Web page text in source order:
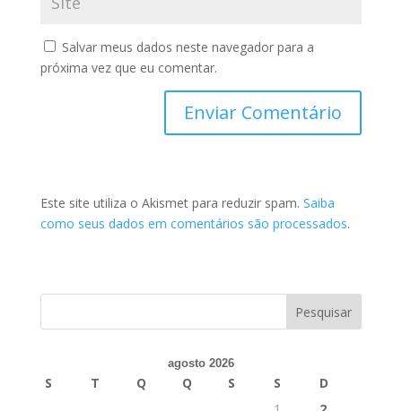
Salvar meus dados neste navegador para a
próxima vez que eu comentar.
Este site utiliza o Akismet para reduzir spam. Saiba
como seus dados em comentários são processados.
agosto 2026
S T Q Q S S
D